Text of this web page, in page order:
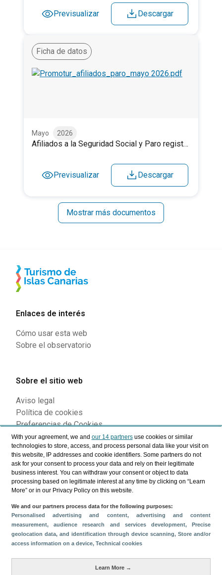
With your agreement, we and our 14 partnersuse cookies or similar
technologies to store, access, and process personal data like your visit on
this website, IP addresses and cookie identifiers. Some partners do not
ask for your consent to process your data and rely on their legitimate
business interest. You can withdraw your consent or object to data
processing based on legitimate interest at any time by clicking on “Learn
More” or in our Privacy Policy on this website.
We and our partners process data for the following purposes:
Personalised advertising and content, advertising and content
measurement, audience research and services development, Precise
geolocation data, and identification through device scanning, Store and/or
access information on a device, Technical cookies
Learn More →
Previsualizar Descargar
Ficha de datos
Mayo 2026
Afiliados a la Seguridad Social y Paro registrado. Mayo 2026.
Previsualizar Descargar
Mostrar más documentos
Enlaces de interés
Cómo usar esta web
Sobre el observatorio
Sobre el sitio web
Aviso legal
Política de cookies
Preferencias de Cookies
Siguenos en nuestras redes